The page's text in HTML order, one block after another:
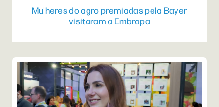
Mulheres do agro premiadas pela Bayer
visitaram a Embrapa